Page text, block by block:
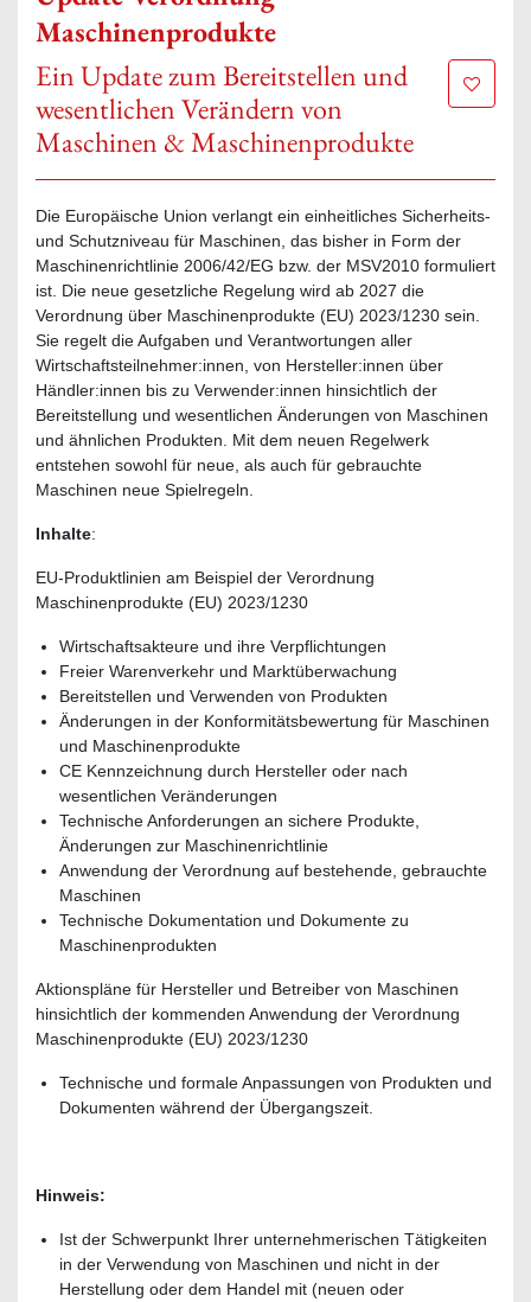
Maschinenprodukte
Ein Update zum Bereitstellen und
wesentlichen Verändern von
Maschinen & Maschinenprodukte
Zur
Die Europäische Union verlangt ein einheitliches Sicherheits-
und Schutzniveau für Maschinen, das bisher in Form der
Maschinenrichtlinie 2006/42/EG bzw. der MSV2010 formuliert
ist. Die neue gesetzliche Regelung wird ab 2027 die
Verordnung über Maschinenprodukte (EU) 2023/1230 sein.
Sie regelt die Aufgaben und Verantwortungen aller
Wirtschaftsteilnehmer:innen, von Hersteller:innen über
Händler:innen bis zu Verwender:innen hinsichtlich der
Bereitstellung und wesentlichen Änderungen von Maschinen
und ähnlichen Produkten. Mit dem neuen Regelwerk
entstehen sowohl für neue, als auch für gebrauchte
Maschinen neue Spielregeln.
Inhalte:
EU-Produktlinien am Beispiel der Verordnung
Maschinenprodukte (EU) 2023/1230
Wirtschaftsakteure und ihre Verpflichtungen
Freier Warenverkehr und Marktüberwachung
Bereitstellen und Verwenden von Produkten
Änderungen in der Konformitätsbewertung für Maschinen
und Maschinenprodukte
CE Kennzeichnung durch Hersteller oder nach
wesentlichen Veränderungen
Technische Anforderungen an sichere Produkte,
Änderungen zur Maschinenrichtlinie
Anwendung der Verordnung auf bestehende, gebrauchte
Maschinen
Technische Dokumentation und Dokumente zu
Maschinenprodukten
Aktionspläne für Hersteller und Betreiber von Maschinen
hinsichtlich der kommenden Anwendung der Verordnung
Maschinenprodukte (EU) 2023/1230
Technische und formale Anpassungen von Produkten und
Dokumenten während der Übergangszeit.
Hinweis:
Ist der Schwerpunkt Ihrer unternehmerischen Tätigkeiten
in der Verwendung von Maschinen und nicht in der
Herstellung oder dem Handel mit (neuen oder